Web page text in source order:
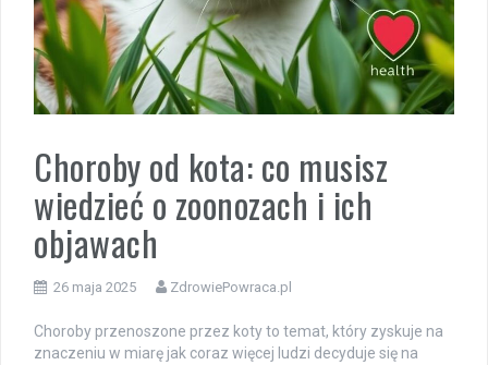
Choroby od kota: co musisz
wiedzieć o zoonozach i ich
objawach
26 maja 2025 ZdrowiePowraca.pl
Choroby przenoszone przez koty to temat, który zyskuje na
znaczeniu w miarę jak coraz więcej ludzi decyduje się na